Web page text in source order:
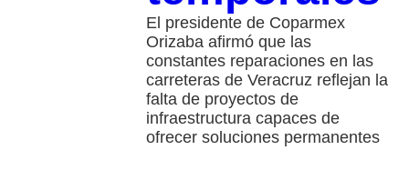
El presidente de Coparmex
Orizaba afirmó que las
constantes reparaciones en las
carreteras de Veracruz reflejan la
falta de proyectos de
infraestructura capaces de
ofrecer soluciones permanentes